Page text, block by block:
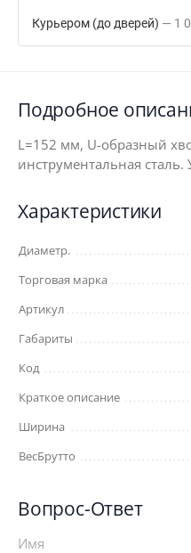
Курьером (до дверей) 1
Подробное
L=152 мм, U-образный
инструментальная сталь.
Характеристики
Диаметр.
Торговая марка
Артикул
Габариты
Код
Краткое описание
Ширина
ВесБрутто
Вопрос-Ответ
Имя